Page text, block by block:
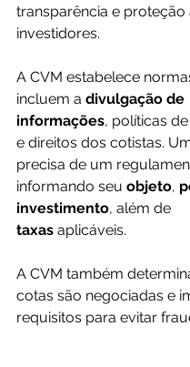
transparência e proteção
investidores.
A CVM estabelece
incluem a divulgação de
informações, políticas
e direitos dos cotistas.
precisa de um
informando seu objeto,
investimento, além de
taxas aplicáveis.
A CVM também
cotas são negociadas e
requisitos para evitar